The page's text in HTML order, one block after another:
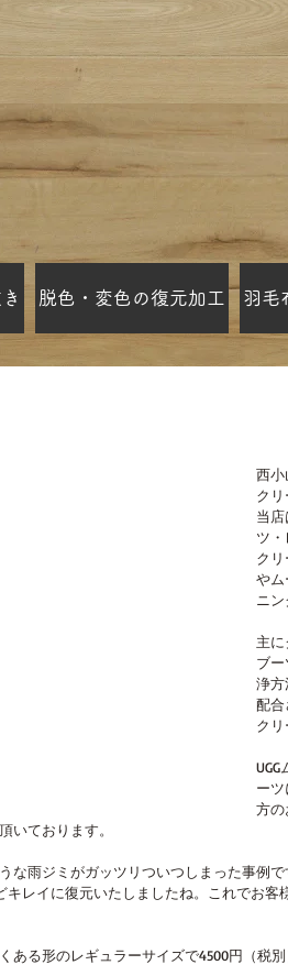
脱色・変色の復元加工 羽毛
西小
クリ
当
ツ
ク
やム
ニ
主
ブ
浄方
配合
クリ
ー
方の
いております。
な雨ジミがガッツリついつしまった事例
レイに復元いたしましたね。これでお客
ある形のレギュラーサイズで4500円（税